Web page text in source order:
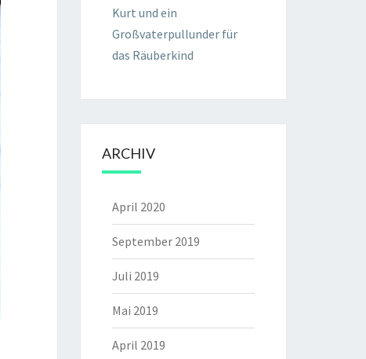
Kurt und ein
Großvaterpullunder für
das Räuberkind
ARCHIV
April 2020
September 2019
Juli 2019
Mai 2019
April 2019